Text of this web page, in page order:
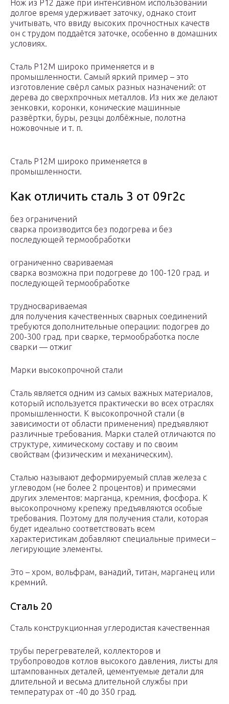
Нож из Р12 даже при интенсивном использовании
долгое время удерживает заточку, однако стоит
учитывать, что ввиду высоких прочностных качеств
он с трудом поддаётся заточке, особенно в домашних
условиях.
Сталь Р12М широко применяется и в
промышленности. Самый яркий пример – это
изготовление свёрл самых разных назначений: от
дерева до сверхпрочных металлов. Из них же делают
зенковки, коронки, конические машинные
развёртки, буры, резцы долбёжные, полотна
ножовочные и т. п.
Сталь Р12М широко применяется в
промышленности.
Как отличить сталь 3 от 09г2с
без ограничений
сварка производится без подогрева и без
последующей термообработки
ограниченно свариваемая
сварка возможна при подогреве до 100-120 град. и
последующей термообработке
трудносвариваемая
для получения качественных сварных соединений
требуются дополнительные операции: подогрев до
200-300 град. при сварке, термообработка после
сварки — отжиг
Марки высокопрочной стали
Сталь является одним из самых важных материалов,
который используется практически во всех отраслях
промышленности. К высокопрочной стали (в
зависимости от области применения) предъявляют
различные требования. Марки сталей отличаются по
структуре, химическому составу и по своим
свойствам (физическим и механическим).
Сталью называют деформируемый сплав железа с
углеводом (не более 2 процентов) и примесями
других элементов: марганца, кремния, фосфора. К
высокопрочному крепежу предъявляются особые
требования. Поэтому для получения стали, которая
будет идеально соответствовать всем
характеристикам добавляют специальные примеси –
легирующие элементы.
Это – хром, вольфрам, ванадий, титан, марганец или
кремний.
Сталь 20
Сталь конструкционная углеродистая качественная
трубы перегревателей, коллекторов и
трубопроводов котлов высокого давления, листы для
штампованных деталей, цементуемые детали для
длительной и весьма длительной службы при
температурах от -40 до 350 град.